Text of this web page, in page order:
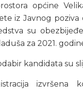
općine
iz Javnog poziva
su
za 2021.
kandidata su
izvršena